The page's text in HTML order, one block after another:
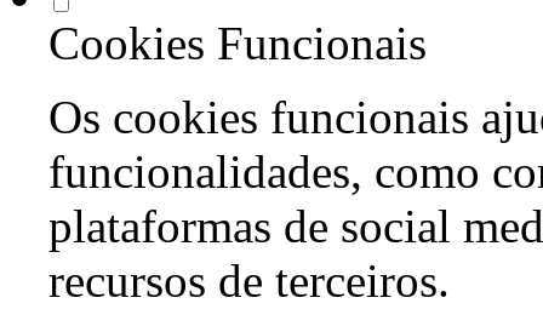
Cookies Funcionais
Os cookies funcionais
funcionalidades, como
plataformas de social
recursos de terceiros.